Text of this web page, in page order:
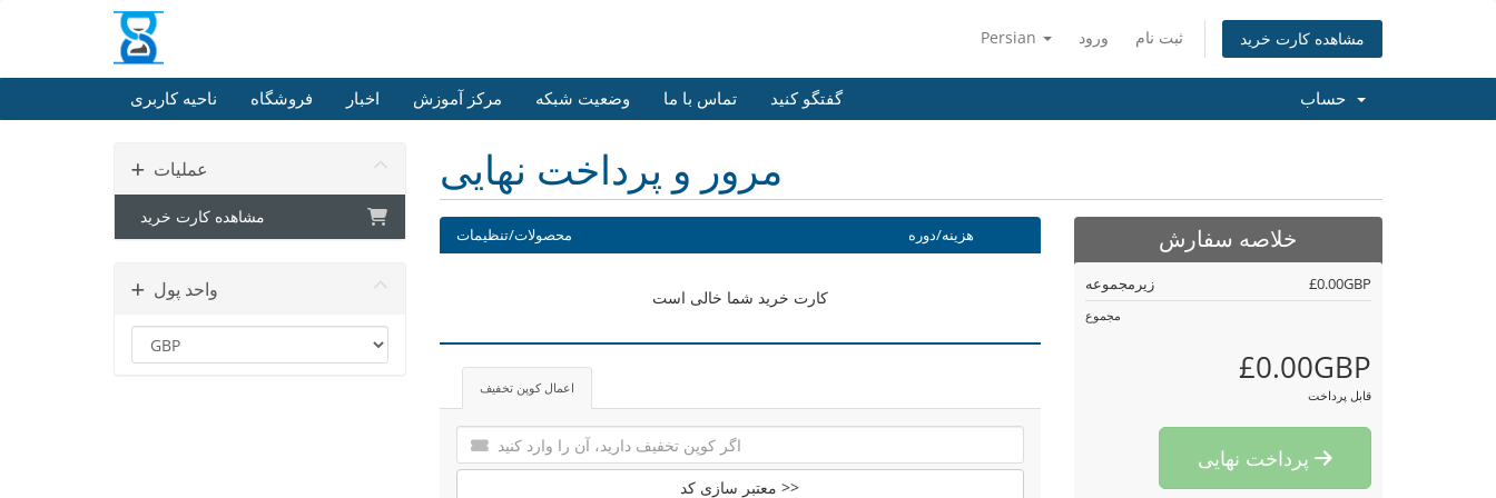
Persian ورود ثبت نام مشاهده کارت خرید
ناحیه کاربری فروشگاه اخبار مرکز آموزش وضعیت شبکه تماس با ما گفتگو کنید
عملیات
مشاهده کارت خرید
واحد پول
مرور و پرداخت نهایی
محصولات/تنظیمات هزینه/دوره
کارت خرید شما خالی است
اعمال کوپن تخفیف
معتبر سازی کد >>
خلاصه سفارش
زیرمجموعه £0.00GBP
مجموع
£0.00GBP
قابل پرداخت